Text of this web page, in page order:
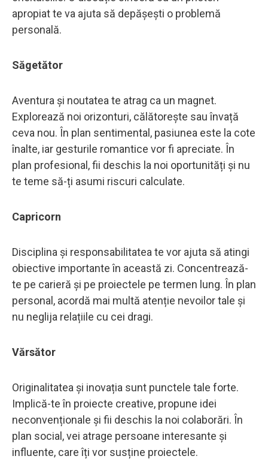
apropiat te va ajuta să depășești o problemă
personală.
Săgetător
Aventura și noutatea te atrag ca un magnet.
Explorează noi orizonturi, călătorește sau învață
ceva nou. În plan sentimental, pasiunea este la cote
înalte, iar gesturile romantice vor fi apreciate. În
plan profesional, fii deschis la noi oportunități și nu
te teme să-ți asumi riscuri calculate.
Capricorn
Disciplina și responsabilitatea te vor ajuta să atingi
obiective importante în această zi. Concentrează-
te pe carieră și pe proiectele pe termen lung. În plan
personal, acordă mai multă atenție nevoilor tale și
nu neglija relațiile cu cei dragi.
Vărsător
Originalitatea și inovația sunt punctele tale forte.
Implică-te în proiecte creative, propune idei
neconvenționale și fii deschis la noi colaborări. În
plan social, vei atrage persoane interesante și
influente, care îți vor susține proiectele.